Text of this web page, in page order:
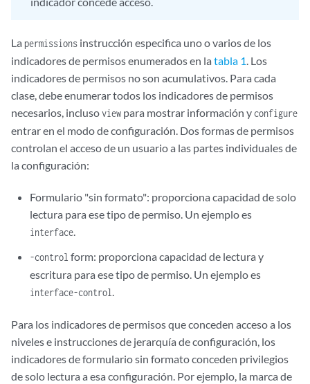
La permissions instrucción especifica uno o varios de los
indicadores de permisos enumerados en la tabla 1. Los
indicadores de permisos no son acumulativos. Para cada
clase, debe enumerar todos los indicadores de permisos
necesarios, inclusoview para mostrar información y configure
entrar en el modo de configuración. Dos formas de permisos
controlan el acceso de un usuario a las partes individuales de
la configuración:
Formulario "sin formato": proporciona capacidad de solo
lectura para ese tipo de permiso. Un ejemplo es
interface.
-control form: proporciona capacidad de lectura y
escritura para ese tipo de permiso. Un ejemplo es
interface-control.
Para los indicadores de permisos que conceden acceso a los
niveles e instrucciones de jerarquía de configuración, los
indicadores de formulario sin formato conceden privilegios
de solo lectura a esa configuración. Por ejemplo, la marca de